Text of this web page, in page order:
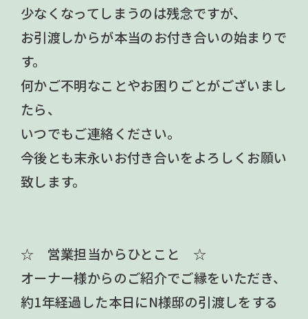
少なくなってしまうのは残念ですが、
お引渡しからが本当のお付き合いの始まりで
す。
何かご不明なことやお困りごとがございまし
たら、
いつでもご連絡ください。
今後とも末永いお付き合いをよろしくお願い
致します。
☆ 営業担当からひとこと ☆
オーナー様からのご紹介でご縁をいただき、
約1年経過した本日にN様邸の引渡しをする